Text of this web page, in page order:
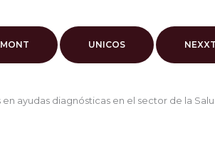
UNICOS NEXXT
ayudas diagnósticas en el sector de la